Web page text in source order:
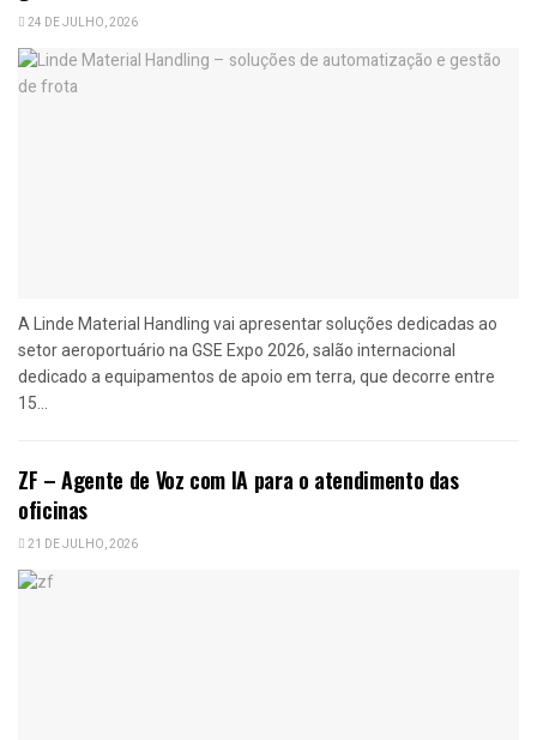
24 DE JULHO, 2026
A Linde Material Handling vai apresentar soluções dedicadas ao
setor aeroportuário na GSE Expo 2026, salão internacional
dedicado a equipamentos de apoio em terra, que decorre entre
15...
ZF – Agente de Voz com IA para o atendimento das
oficinas
21 DE JULHO, 2026